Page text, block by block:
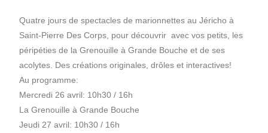
Quatre jours de spectacles de marionnettes au Jéricho à
Saint-Pierre Des Corps, pour découvrir avec vos petits, les
péripéties de la Grenouille à Grande Bouche et de ses
acolytes. Des créations originales, drôles et interactives!
Au programme:
Mercredi 26 avril: 10h30 / 16h
La Grenouille à Grande Bouche
Jeudi 27 avril: 10h30 / 16h